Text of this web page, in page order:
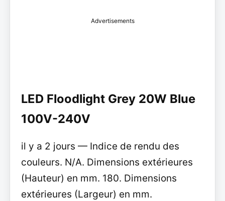
Advertisements
LED Floodlight Grey 20W Blue
100V-240V
il y a 2 jours — Indice de rendu des
couleurs. N/A. Dimensions extérieures
(Hauteur) en mm. 180. Dimensions
extérieures (Largeur) en mm.